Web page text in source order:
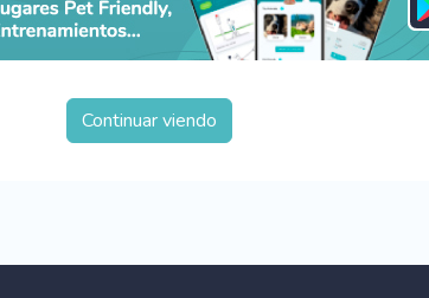
Continuar viendo